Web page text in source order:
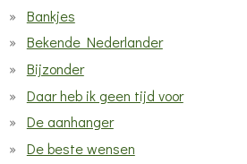
Bankjes
Bekende Nederlander
Bijzonder
Daar heb ik geen tijd voor
De aanhanger
De beste wensen